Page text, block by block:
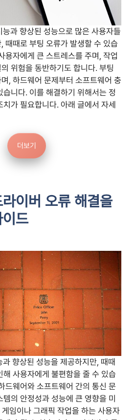
능과 향상된 성능으로 많은 사용자들
때때로 부팅 오류가 발생할 수 있습
용자에게 큰 스트레스를 주며, 작업
위험을 동반하기도 합니다. 부팅
, 하드웨어 문제부터 소프트웨어 충
니다. 이를 해결하기 위해서는 정
가 필요합니다. 아래 글에서 자세
더보기
이버 오류 해결을
드
과 향상된 성능을 제공하지만, 때때
사용자에게 불편함을 줄 수 있습
드웨어와 소프트웨어 간의 통신 문
의 안정성과 성능에 큰 영향을 미
임이나 그래픽 작업을 하는 사용자